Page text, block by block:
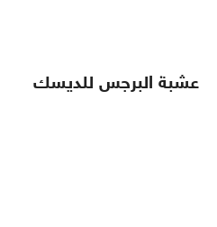
عشبة البرجس للديسك